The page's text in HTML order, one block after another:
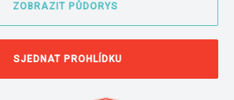
ZOBRAZIT PŮDORYS
SJEDNAT PROHLÍDKU